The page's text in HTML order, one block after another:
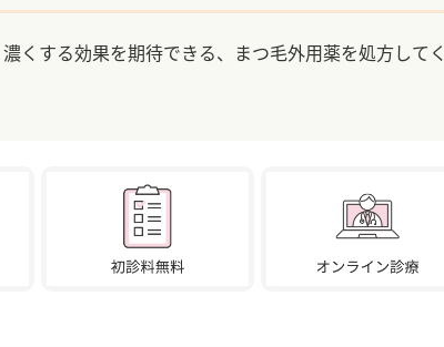
くする効果を期待できる、まつ毛外用薬を処方してく